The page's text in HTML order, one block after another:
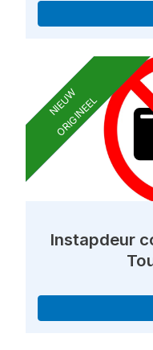
NIEUW
ORIGINEEL
Instapdeur